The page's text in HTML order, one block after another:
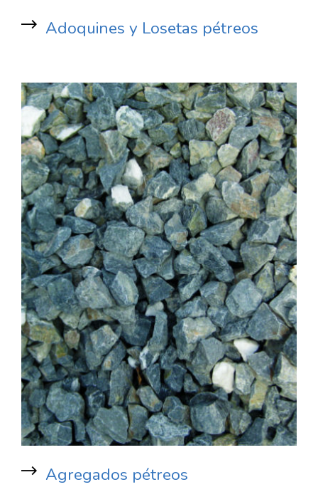
Adoquines y Losetas pétreos
Agregados pétreos